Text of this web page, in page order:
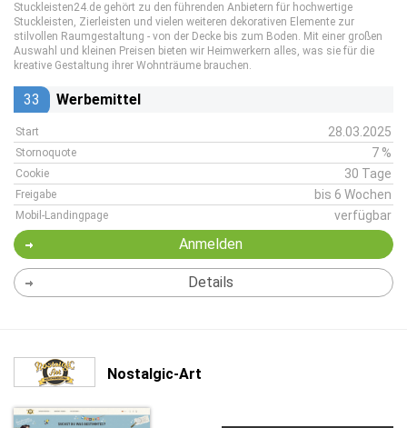
Stuckleisten24.de gehört zu den führenden Anbietern für hochwertige
Stuckleisten, Zierleisten und vielen weiteren dekorativen Elemente zur
stilvollen Raumgestaltung - von der Decke bis zum Boden. Mit einer großen
Auswahl und kleinen Preisen bieten wir Heimwerkern alles, was sie für die
kreative Gestaltung ihrer Wohnträume brauchen.
33 Werbemittel
Start 28.03.2025
Stornoquote 7 %
Cookie 30 Tage
Freigabe bis 6 Wochen
Mobil-Landingpage verfügbar
Anmelden
Details
Nostalgic-Art